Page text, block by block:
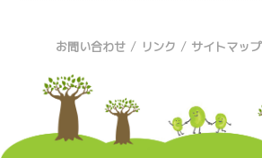
お問い合わせ / リンク / サイトマップ